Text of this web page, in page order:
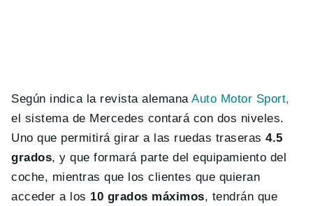
Según indica la revista alemanaAuto Motor Sport,
el sistema de Mercedes contará con dos niveles.
Uno que permitirá girar a las ruedas traseras4.5
grados, y que formará parte del equipamiento del
coche, mientras que los clientes que quieran
acceder a los 10 grados máximos, tendrán que